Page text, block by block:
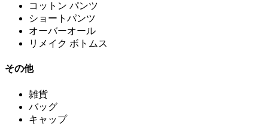
コットン パンツ
ショートパンツ
オーバーオール
リメイク ボトムス
その他
雑貨
バッグ
キャップ